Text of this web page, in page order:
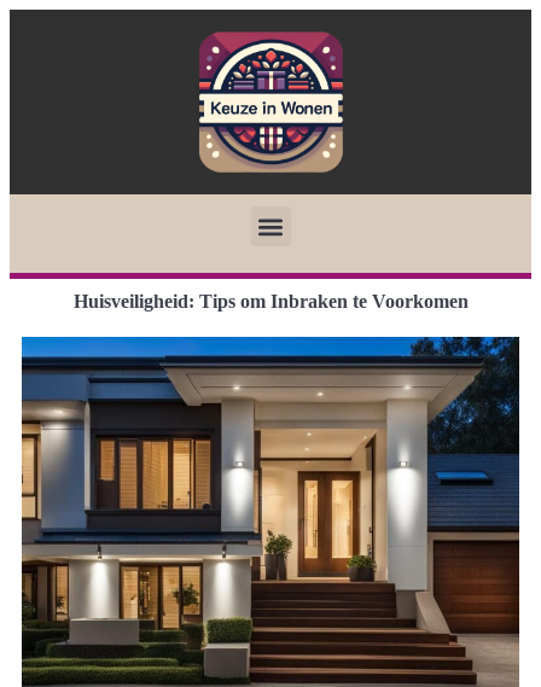
Huisveiligheid: Tips om Inbraken te Voorkomen